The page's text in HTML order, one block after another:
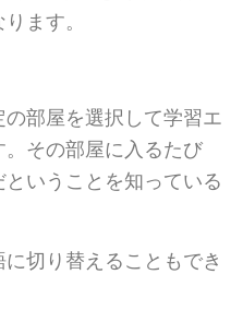
ます。
部屋を選択して学習エ
。その部屋に入るたび
いうことを知っている
切り替えることもでき